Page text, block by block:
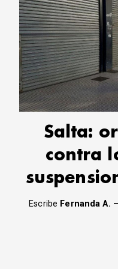
Salta:
contra
Escribe Fernanda A.